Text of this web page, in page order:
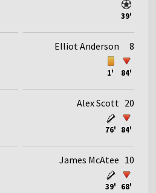
39'
1' 84'
Elliot Anderson 8
76' 84'
Alex Scott 20
39' 68'
James McAtee 10